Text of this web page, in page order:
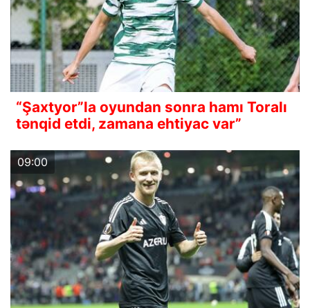
“Şaxtyor”la oyundan sonra hamı Toralı
tənqid etdi, zamana ehtiyac var”
09:00